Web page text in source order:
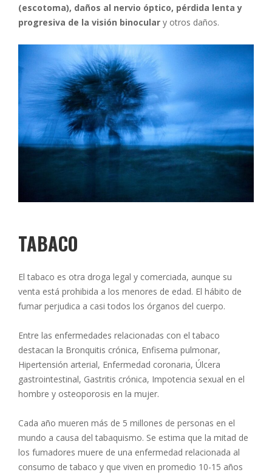
(escotoma), daños al nervio óptico, pérdida lenta y
progresiva de la visión binocular y otros daños.
TABACO
El tabaco es otra droga legal y comerciada, aunque su
venta está prohibida a los menores de edad. El hábito de
fumar perjudica a casi todos los órganos del cuerpo.
Entre las enfermedades relacionadas con el tabaco
destacan la Bronquitis crónica, Enfisema pulmonar,
Hipertensión arterial, Enfermedad coronaria, Úlcera
gastrointestinal, Gastritis crónica, Impotencia sexual en el
hombre y osteoporosis en la mujer.
Cada año mueren más de 5 millones de personas en el
mundo a causa del tabaquismo. Se estima que la mitad de
los fumadores muere de una enfermedad relacionada al
consumo de tabaco y que viven en promedio 10-15 años